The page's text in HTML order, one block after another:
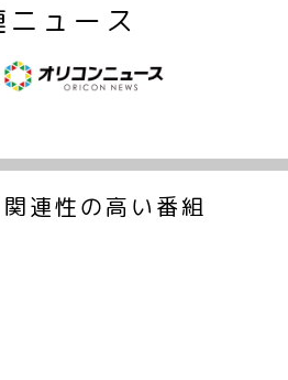
ニュース
連性の高い番組